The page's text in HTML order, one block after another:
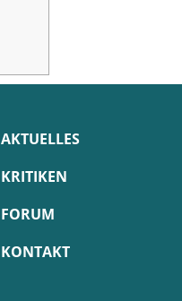
AKTUELLES
KRITIKEN
FORUM
KONTAKT